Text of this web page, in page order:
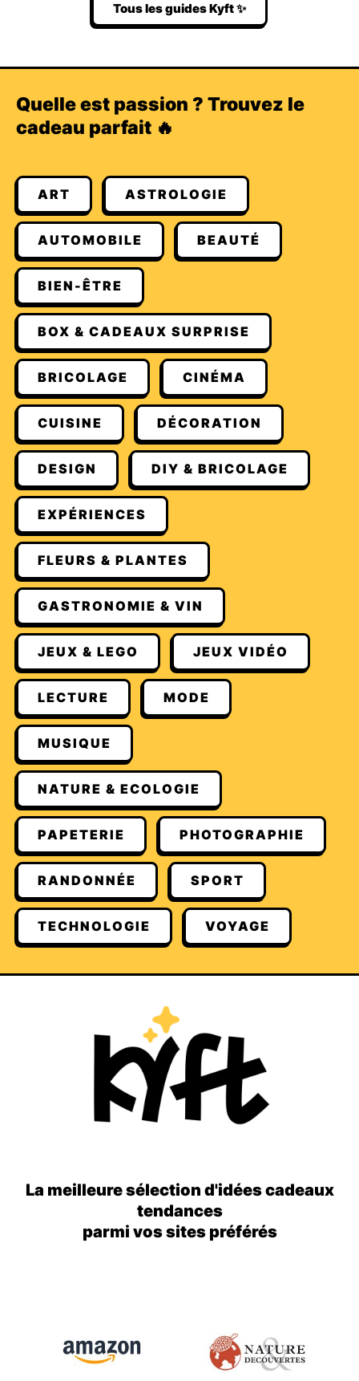
Tous les guides Kyft ✨
Quelle est passion ? Trouvez le
cadeau parfait 🔥
ART ASTROLOGIE
AUTOMOBILE BEAUTÉ
BIEN-ÊTRE
BOX & CADEAUX SURPRISE
BRICOLAGE CINÉMA
CUISINE DÉCORATION
DESIGN DIY & BRICOLAGE
EXPÉRIENCES
FLEURS & PLANTES
GASTRONOMIE & VIN
JEUX & LEGO JEUX VIDÉO
LECTURE MODE
MUSIQUE
NATURE & ECOLOGIE
PAPETERIE PHOTOGRAPHIE
RANDONNÉE SPORT
TECHNOLOGIE VOYAGE
La meilleure sélection d'idées cadeaux
tendances
parmi vos sites préférés